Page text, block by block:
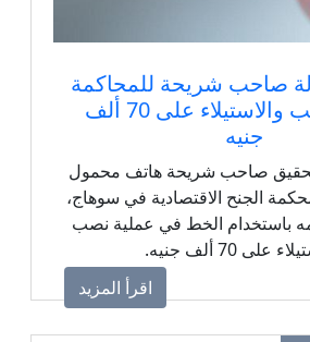
صاحب شريحة للمحاكمة
بتهمة النصب والاستيلاء على 70 ألف
جنيه
صاحب شريحة هاتف محمول
الجنح الاقتصادية في سوهاج،
باستخدام الخط في عملية نصب
على 70 ألف جنيه.
اقرأ المزيد